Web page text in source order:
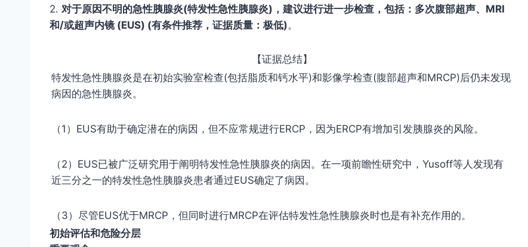
2. 对于原因不明的急性胰腺炎(特发性急性胰腺炎) ，建议进行进一步检查，包括：多次腹部超声、 MRI
和/或超声内镜 (EUS) (有条件推荐，证据质量：极低)。
【证据总结】
特发性急性胰腺炎是在初始实验室检查(包括脂质和钙水平)和影像学检查(腹部超声和MRCP)后仍未发现
病因的急性胰腺炎。
（1）EUS有助于确定潜在的病因，但不应常规进行ERCP，因为ERCP有增加引发胰腺炎的风险。
（2）EUS已被广泛研究用于阐明特发性急性胰腺炎的病因。在一项前瞻性研究中，Yusoff等人发现有
近三分之一的特发性急性胰腺炎患者通过EUS确定了病因。
（3）尽管EUS优于MRCP，但同时进行MRCP在评估特发性急性胰腺炎时也是有补充作用的。
初始评估和危险分层